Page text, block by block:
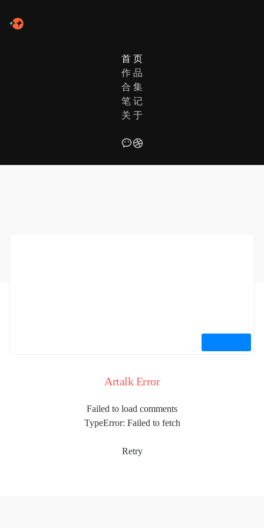
首 页
作 品
合 集
笔 记
关 于
未找到相关信息
Artalk Error
Failed to load comments
TypeError: Failed to fetch
Retry